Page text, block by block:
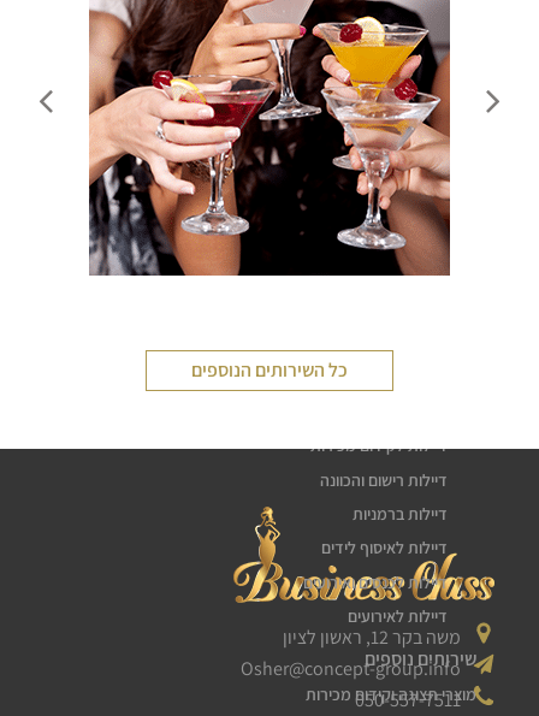
כל השירותים הנוספים
משה בקר 12, ראשון לציון
Osher@concept-group.info
050-557-7511
דיילות לקידום מכירות
דיילות רישום והכוונה
דיילות ברמניות
דיילות לאיסוף לידים
דיילות לכנסים ואירועים
דיילות לאירועים
שירותים נוספים
מוצרי תצוגה וקידום מכירות